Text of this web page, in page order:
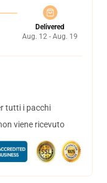
Delivered
Aug. 12 - Aug. 19
tutti i pacchi
viene ricevuto